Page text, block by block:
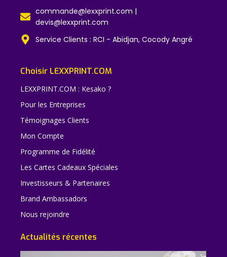
commande@lexxprint.com |
devis@lexxprint.com
Service Clients : RCI - Abidjan, Cocody Angré
Choisir LEXXPRINT.COM
LEXXPRINT.COM : Kesako ?
Pour les Entreprises
Témoignages Clients
Mon Compte
Programme de Fidélité
Les Cartes Cadeaux Spéciales
Investisseurs & Partenaires
Brand Ambassadors
Nous rejoindre
Actualités récentes